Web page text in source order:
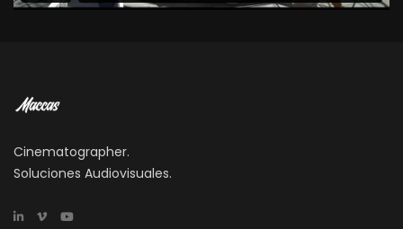
Cinematographer.
Soluciones Audiovisuales.